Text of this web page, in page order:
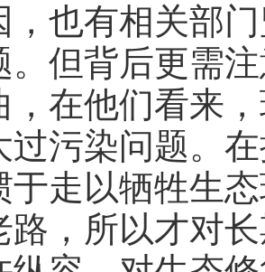
，也有相关部
。但背后更需
，在他们看来
过污染问题。
于走以牺牲生
路，所以才对